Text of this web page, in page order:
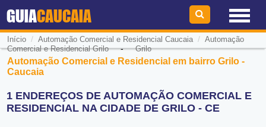
GUIACAUCAIA
Início / Automação Comercial e Residencial Caucaia/ Automação
Comercial e Residencial Grilo-Grilo
Automação Comercial e Residencial em bairro Grilo -
Caucaia
1 ENDEREÇOS DE AUTOMAÇÃO COMERCIAL E
RESIDENCIAL NA CIDADE DE GRILO - CE